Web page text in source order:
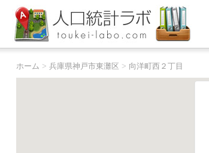
ホーム > 兵庫県神戸市東灘区 > 向洋町西２丁目